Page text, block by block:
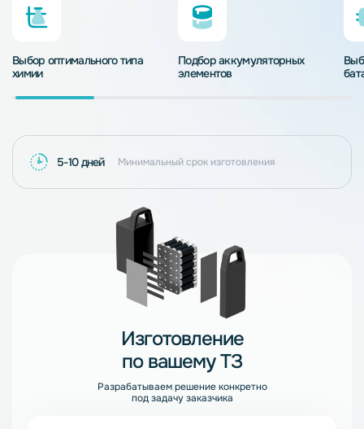
5-10 дней Минимальный срок изготовления
Выбор оптимального типа
химии
Подбор аккумуляторных
элементов
Изготовление
по вашему ТЗ
Разрабатываем решение конкретно
под задачу заказчика